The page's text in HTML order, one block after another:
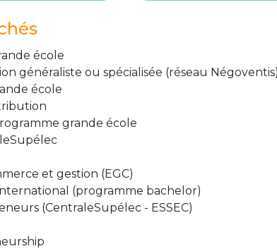
école
généraliste ou spécialisée (réseau Négoventis)
école
grande école
et gestion (EGC)
(programme bachelor)
(CentraleSupélec - ESSEC)